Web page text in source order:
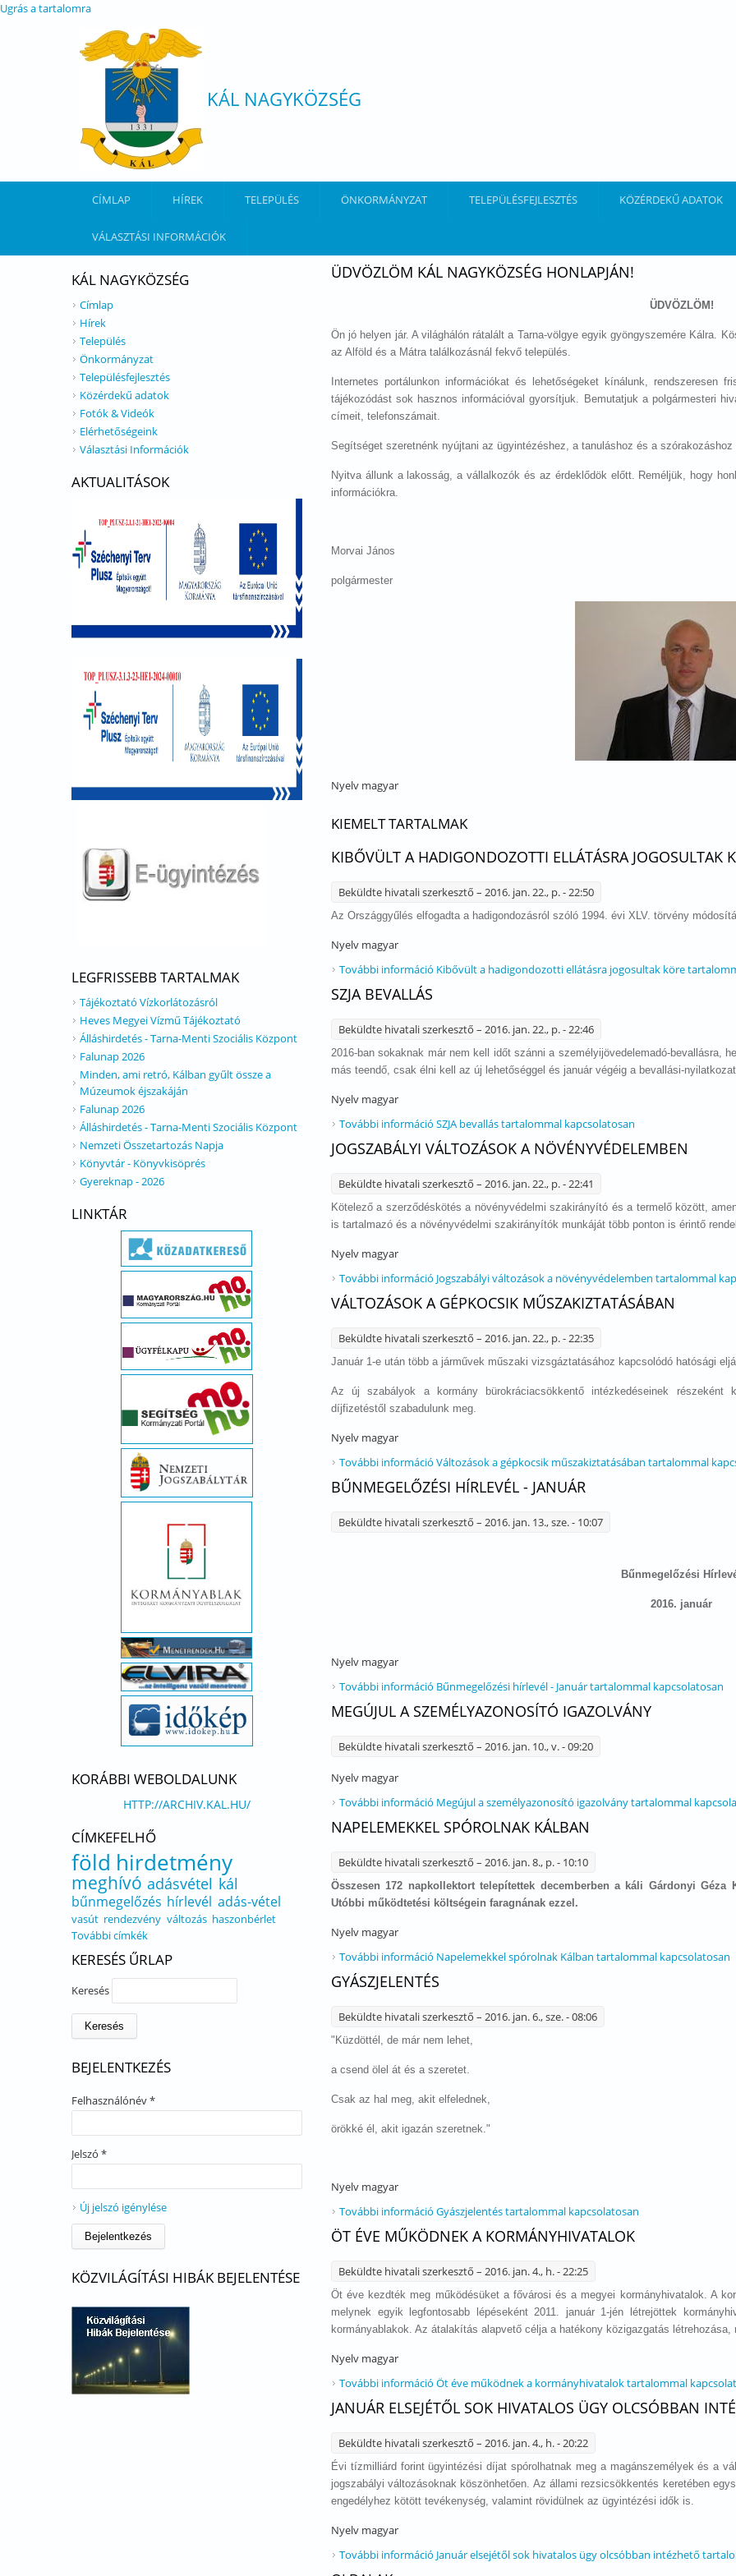
Ugrás a tartalomra
KÁL NAGYKÖZSÉG
CÍMLAP HÍREK TELEPÜLÉS ÖNKORMÁNYZAT TELEPÜLÉSFEJLESZTÉS KÖZÉRDEKŰ ADATOK
VÁLASZTÁSI INFORMÁCIÓK
ÜDVÖZLÖM KÁL NAGYKÖZSÉG HONLAPJÁN!
ÜDVÖZLÖM!
Ön jó helyen jár. A világhálón rátalált a Tarna-völgye egyik gyöngyszemére Kálra.
az Alföld és a Mátra találkozásnál fekvő település.
Internetes portálunkon információkat és lehetőségeket kínálunk, rendszeresen
tájékozódást sok hasznos információval gyorsítjuk. Bemutatjuk a polgármesteri
címeit, telefonszámait.
Segítséget szeretnénk nyújtani az ügyintézéshez, a tanuláshoz és a szórakozáshoz
Nyitva állunk a lakosság, a vállalkozók és az érdeklődök előtt. Reméljük, hogy
információkra.
Morvai János
polgármester
Nyelv magyar
KIEMELT TARTALMAK
KIBŐVÜLT A HADIGONDOZOTTI ELLÁTÁSRA JOGOSULTAK
Beküldte hivatali szerkesztő – 2016. jan. 22., p. - 22:50
Az Országgyűlés elfogadta a hadigondozásról szóló 1994. évi XLV. törvény
Nyelv magyar
További információ Kibővült a hadigondozotti ellátásra jogosultak köre
SZJA BEVALLÁS
Beküldte hivatali szerkesztő – 2016. jan. 22., p. - 22:46
2016-ban sokaknak már nem kell időt szánni a személyijövedelemadó-bevallásra,
más teendő, csak élni kell az új lehetőséggel és január végéig a bevallási-
Nyelv magyar
További információ SZJA bevallás tartalommal kapcsolatosan
JOGSZABÁLYI VÁLTOZÁSOK A NÖVÉNYVÉDELEMBEN
Beküldte hivatali szerkesztő – 2016. jan. 22., p. - 22:41
Kötelező a szerződéskötés a növényvédelmi szakirányító és a termelő között,
is tartalmazó és a növényvédelmi szakirányítók munkáját több ponton is érintő
Nyelv magyar
További információ Jogszabályi változások a növényvédelemben tartalommal
VÁLTOZÁSOK A GÉPKOCSIK MŰSZAKIZTATÁSÁBAN
Beküldte hivatali szerkesztő – 2016. jan. 22., p. - 22:35
Január 1-e után több a járművek műszaki vizsgáztatásához kapcsolódó hatósági
Az új szabályok a kormány bürokráciacsökkentő intézkedéseinek részeként
díjfizetéstől szabadulunk meg.
Nyelv magyar
További információ Változások a gépkocsik műszakiztatásában tartalommal
BŰNMEGELŐZÉSI HÍRLEVÉL - JANUÁR
Beküldte hivatali szerkesztő – 2016. jan. 13., sze. - 10:07
Bűnmegelőzési
2016. január
Nyelv magyar
További információ Bűnmegelőzési hírlevél - Január tartalommal kapcsolatosan
MEGÚJUL A SZEMÉLYAZONOSÍTÓ IGAZOLVÁNY
Beküldte hivatali szerkesztő – 2016. jan. 10., v. - 09:20
Nyelv magyar
További információ Megújul a személyazonosító igazolvány tartalommal
NAPELEMEKKEL SPÓROLNAK KÁLBAN
Beküldte hivatali szerkesztő – 2016. jan. 8., p. - 10:10
Összesen 172 napkollektort telepítettek decemberben a káli Gárdonyi
Utóbbi működtetési költségein faragnának ezzel.
Nyelv magyar
További információ Napelemekkel spórolnak Kálban tartalommal kapcsolatosan
GYÁSZJELENTÉS
Beküldte hivatali szerkesztő – 2016. jan. 6., sze. - 08:06
"Küzdöttél, de már nem lehet,
a csend ölel át és a szeretet.
Csak az hal meg, akit elfelednek,
örökké él, akit igazán szeretnek."
Nyelv magyar
További információ Gyászjelentés tartalommal kapcsolatosan
ÖT ÉVE MŰKÖDNEK A KORMÁNYHIVATALOK
Beküldte hivatali szerkesztő – 2016. jan. 4., h. - 22:25
Öt éve kezdték meg működésüket a fővárosi és a megyei kormányhivatalok. A
melynek egyik legfontosabb lépéseként 2011. január 1-jén létrejöttek
kormányablakok. Az átalakítás alapvető célja a hatékony közigazgatás létrehozása,
Nyelv magyar
További információ Öt éve működnek a kormányhivatalok tartalommal
JANUÁR ELSEJÉTŐL SOK HIVATALOS ÜGY OLCSÓBBAN
Beküldte hivatali szerkesztő – 2016. jan. 4., h. - 20:22
Évi tízmilliárd forint ügyintézési díjat spórolhatnak meg a magánszemélyek és a
jogszabályi változásoknak köszönhetően. Az állami rezsicsökkentés keretében
engedélyhez kötött tevékenység, valamint rövidülnek az ügyintézési idők is.
Nyelv magyar
További információ Január elsejétől sok hivatalos ügy olcsóbban intézhető
KÁL NAGYKÖZSÉG
Címlap
Hírek
Település
Önkormányzat
Településfejlesztés
Közérdekű adatok
Fotók & Videók
Elérhetőségeink
Választási Információk
AKTUALITÁSOK
LEGFRISSEBB TARTALMAK
Tájékoztató Vízkorlátozásról
Heves Megyei Vízmű Tájékoztató
Álláshirdetés - Tarna-Menti Szociális Központ
Falunap 2026
Minden, ami retró, Kálban gyűlt össze a
Múzeumok éjszakáján
Falunap 2026
Álláshirdetés - Tarna-Menti Szociális Központ
Nemzeti Összetartozás Napja
Könyvtár - Könyvkisöprés
Gyereknap - 2026
LINKTÁR
KORÁBBI WEBOLDALUNK
HTTP://ARCHIV.KAL.HU/
CÍMKEFELHŐ
föld hirdetmény
meghívó adásvétel kál
bűnmegelőzés hírlevél adás-vétel
vasút rendezvény változás haszonbérlet
További címkék
KERESÉS ŰRLAP
Keresés
BEJELENTKEZÉS
Felhasználónév*
Jelszó *
Új jelszó igénylése
KÖZVILÁGÍTÁSI HIBÁK BEJELENTÉSE